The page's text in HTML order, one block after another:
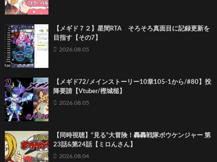
【メギド７２】星間RTA そろそろ真面目に記録更新を
目指す【その7】
2026.08.05
【メギド72/メインストーリー10章105-1から/#80】投
降要請【Vtuber/樫城槌】
2026.08.05
【同時視聴】“見る”大冒険！轟轟戦隊ボウケンジャー 第
23話&第24話【ミロんさん】
2026.08.04